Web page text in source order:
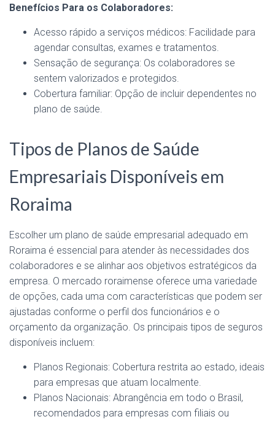
Benefícios Para os Colaboradores:
Acesso rápido a serviços médicos: Facilidade para
agendar consultas, exames e tratamentos.
Sensação de segurança: Os colaboradores se
sentem valorizados e protegidos.
Cobertura familiar: Opção de incluir dependentes no
plano de saúde.
Tipos de Planos de Saúde
Empresariais Disponíveis em
Roraima
Escolher um plano de saúde empresarial adequado em
Roraima é essencial para atender às necessidades dos
colaboradores e se alinhar aos objetivos estratégicos da
empresa. O mercado roraimense oferece uma variedade
de opções, cada uma com características que podem ser
ajustadas conforme o perfil dos funcionários e o
orçamento da organização. Os principais tipos de seguros
disponíveis incluem:
Planos Regionais: Cobertura restrita ao estado, ideais
para empresas que atuam localmente.
Planos Nacionais: Abrangência em todo o Brasil,
recomendados para empresas com filiais ou